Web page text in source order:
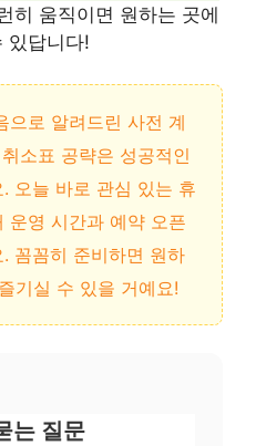
히 움직이면 원하는 곳에
있답니다!
으로 알려드린 사전 계
소표 공략은 성공적인
오늘 바로 관심 있는 휴
운영 시간과 예약 오픈
꼼꼼히 준비하면 원하
기실 수 있을 거예요!
는 질문